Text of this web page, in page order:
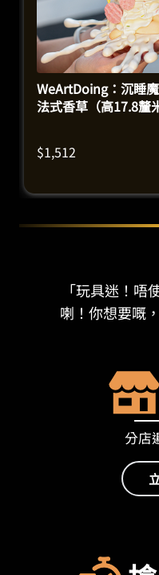
WeArtDoing：沉睡
法式香草（高17.8釐
$1,512
「玩具迷！
喇！你想要嘅
分店